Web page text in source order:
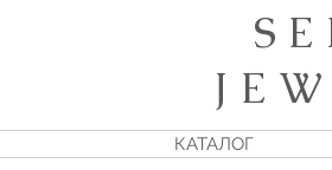
S
J E
КАТАЛОГ